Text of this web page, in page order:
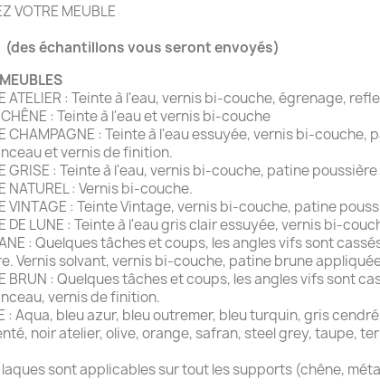
VOTRE MEUBLE
(des échantillons vous seront envoyés)
ATELIER : Teinte à l'eau, vernis bi-couche, égrenage,
CHÊNE : Teinte à l'eau et vernis bi-couche
CHAMPAGNE : Teinte à l'eau essuyée, vernis bi-
et vernis de finition.
GRISE : Teinte à l'eau, vernis bi-couche, patine
NATUREL : Vernis bi-couche.
VINTAGE : Teinte Vintage, vernis bi-couche, patine
DE LUNE : Teinte à l'eau gris clair essuyée, vernis bi-
: Quelques tâches et coups, les angles vifs sont
Vernis solvant, vernis bi-couche, patine brune
BRUN : Quelques tâches et coups, les angles vifs
vernis de finition.
: Aqua, bleu azur, bleu outremer, bleu turquin, gris
noir atelier, olive, orange, safran, steel grey, taupe,
sont applicables sur tout les supports (chêne,